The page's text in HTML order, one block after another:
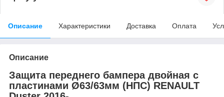
Описание Характеристики Доставка Оплата
Описание
Защита переднего бампера двойная с
пластинами Ø63/63мм (НПС) RENAULT